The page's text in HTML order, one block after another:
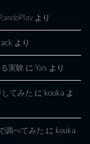
より
jack より
実験 に Yas より
てみた に kouka よ
調べてみた に kouka